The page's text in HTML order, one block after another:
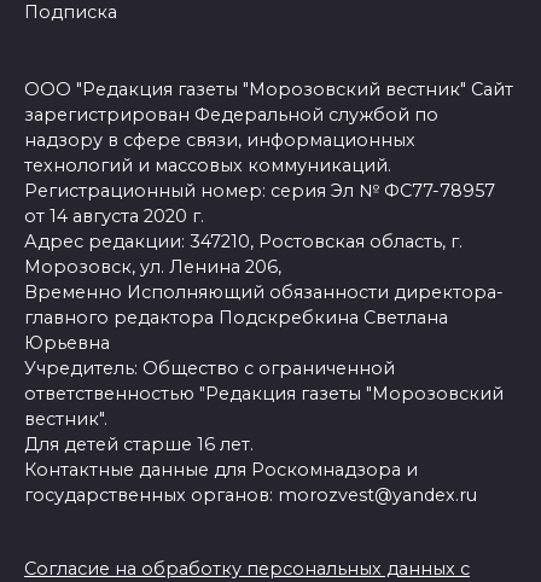
Подписка
ООО "Редакция газеты "Морозовский вестник" Сайт
зарегистрирован Федеральной службой по
надзору в сфере связи, информационных
технологий и массовых коммуникаций.
Регистрационный номер: серия Эл № ФС77-78957
от 14 августа 2020 г.
Адрес редакции: 347210, Ростовская область, г.
Морозовск, ул. Ленина 206,
Временно Исполняющий обязанности директора-
главного редактора Подскребкина Светлана
Юрьевна
Учредитель: Общество с ограниченной
ответственностью "Редакция газеты "Морозовский
вестник".
Для детей старше 16 лет.
Контактные данные для Роскомнадзора и
государственных органов: morozvest@yandex.ru
Согласие на обработку персональных данных с